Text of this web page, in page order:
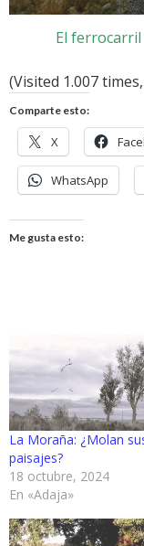
El ferrocarril
(Visited 1.007
Comparte esto:
X
WhatsApp
Me gusta esto:
La Moraña: ¿Molan
paisajes?
18 octubre, 2024
En «Adaja»